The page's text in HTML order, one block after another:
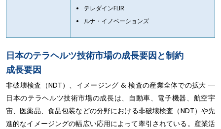
テレダインFLIR
ルナ・イノベーションズ
日本のテラヘルツ技術市場の成長要因と制約
成長要因
非破壊検査（NDT）、イメージング & 検査の産業全体での拡大 ―
日本のテラヘルツ技術市場の成長は、自動車、電子機器、航空宇
宙、医薬品、食品包装などの分野における非破壊検査（NDT）や先
進的なイメージングの幅広い応用によって牽引されている。産業活